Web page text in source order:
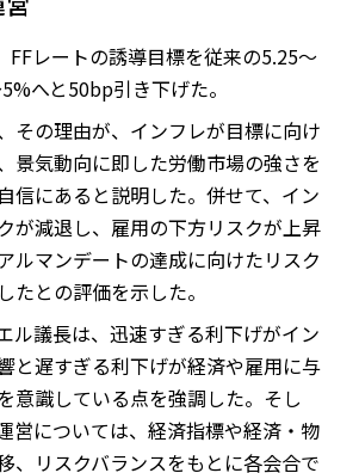
FFレートの誘導目標を従来の5.25～
へと50bp引き下げた。
その理由が、インフレが目標に向け
景気動向に即した労働市場の強さを
信にあると説明した。併せて、イン
が減退し、雇用の下方リスクが上昇
ルマンデートの達成に向けたリスク
たとの評価を示した。
ル議長は、迅速すぎる利下げがイン
と遅すぎる利下げが経済や雇用に与
意識している点を強調した。そし
営については、経済指標や経済・物
、リスクバランスをもとに各会合で